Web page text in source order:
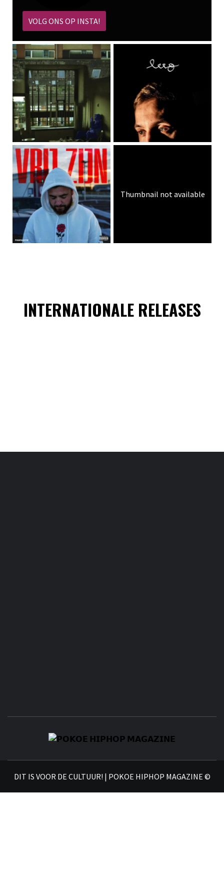
VOLG ONS OP INSTA!
Thumbnail not available
INTERNATIONALE RELEASES
DIT IS VOOR DE CULTUUR! | POKOE HIPHOP MAGAZINE ©